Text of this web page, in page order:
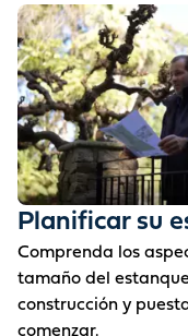
Planificar su
Comprenda los
tamaño del
construcción y
comenzar.